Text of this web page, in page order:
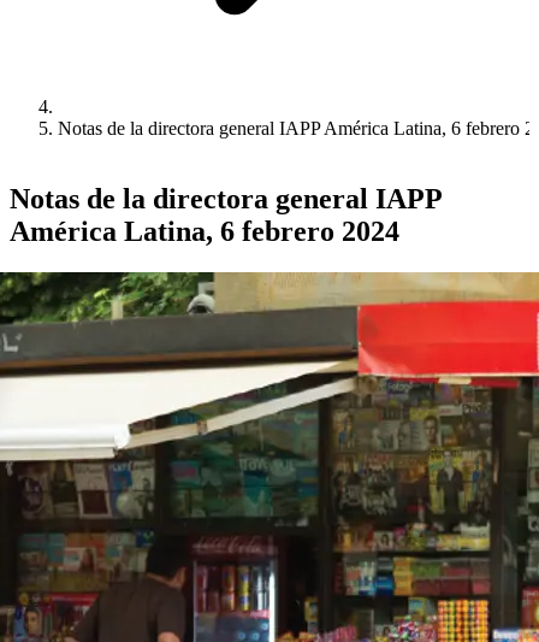
Notas de la directora general IAPP América Latina, 6 febrero
Notas de la directora general IAPP
América Latina, 6 febrero 2024